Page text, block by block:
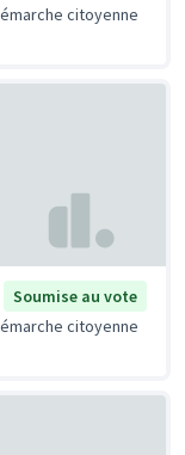
citoyenne
Soumise au vote
citoyenne